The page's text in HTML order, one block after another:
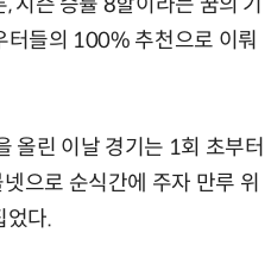
터들의 100% 추천으로 이뤄
올린 이날 경기는 1회 초부터
으로 순식간에 주자 만루 위
었다.